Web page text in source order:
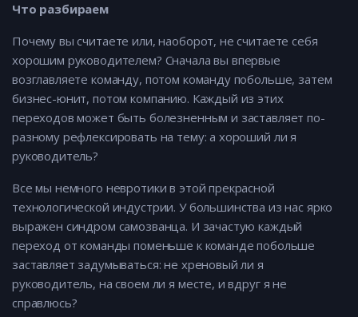
Что разбираем
Почему вы считаете или, наоборот, не считаете себя
хорошим руководителем? Сначала вы впервые
возглавляете команду, потом команду побольше, затем
бизнес-юнит, потом компанию. Каждый из этих
переходов может быть болезненным и заставляет по-
разному рефлексировать на тему: а хороший ли я
руководитель?
Все мы немного невротики в этой прекрасной
технологической индустрии. У большинства из нас ярко
выражен синдром самозванца. И зачастую каждый
переход от команды поменьше к команде побольше
заставляет задумываться: не хреновый ли я
руководитель, на своем ли я месте, и вдруг я не
справлюсь?